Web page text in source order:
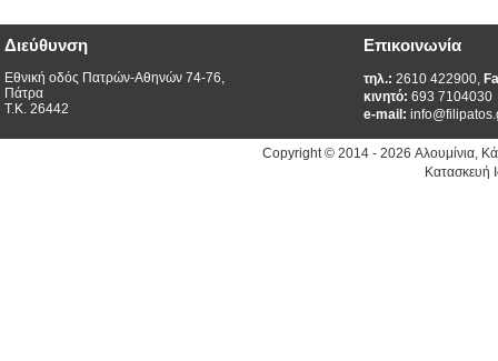
Διεύθυνση Επικοινωνία
Εθνική οδός Πατρών-Αθηνών 74-76,
Πάτρα
Τ.Κ. 26442
τηλ.: 2610 422900,
κινητό: 693 7104030
e-mail:
Copyright © 2014 - 2026 Αλουμίνια,
Κατασκευή